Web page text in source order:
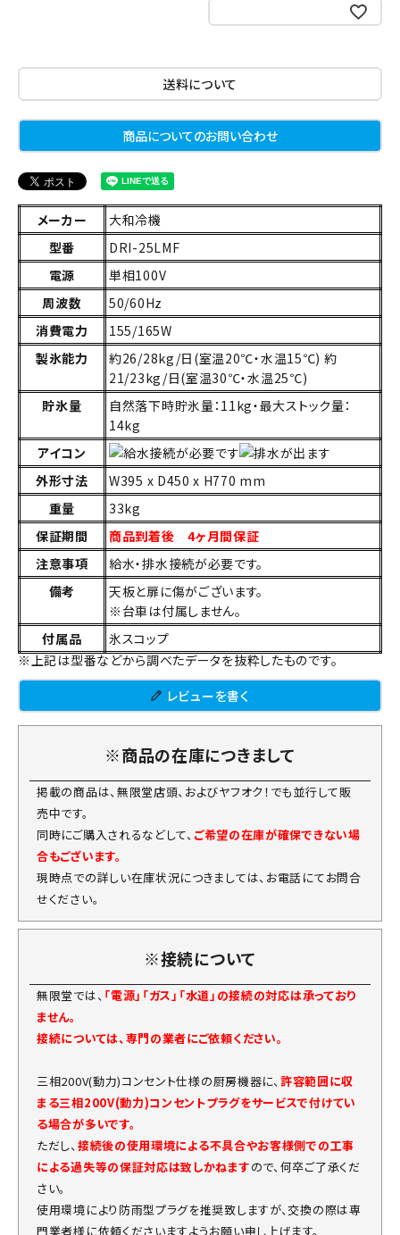
送料について
商品についてのお問い合わせ
メーカー
大和冷機
型番
DRI-25LMF
電源
単相100V
周波数
50/60Hz
消費電力
155/165W
製氷能力
約26/28kg/日(室温20℃・水温15℃) 約
21/23kg/日(室温30℃・水温25℃)
貯氷量
自然落下時貯氷量：11kg・最大ストック量：
14kg
アイコン
外形寸法
W395 x D450 x H770 mm
重量
33kg
保証期間
商品到着後 4ヶ月間保証
注意事項
給水・排水接続が必要です。
備考
天板と扉に傷がございます。
※台車は付属しません。
付属品
氷スコップ
※上記は型番などから調べたデータを抜粋したものです。
レビューを書く
※商品の在庫につきまして
掲載の商品は、無限堂店頭、およびヤフオク！でも並行して販
売中です。
同時にご購入されるなどして、 ご希望の在庫が確保できない場
合もございます。
現時点での詳しい在庫状況につきましては、お電話にてお問合
せください。
※接続について
無限堂では、 「電源」「ガス」「水道」の接続の対応は承っており
ません。
接続については、専門の業者にご依頼ください。
三相200V(動力)コンセント仕様の厨房機器に、 許容範囲に収
まる三相200V(動力)コンセントプラグをサービスで付けてい
る場合が多いです。
ただし、 接続後の使用環境による不具合やお客様側での工事
による過失等の保証対応は致しかねますので、何卒ご了承くだ
さい。
使用環境により防雨型プラグを推奨致しますが、交換の際は専
門業者様に依頼くださいますようお願い申し上げます。